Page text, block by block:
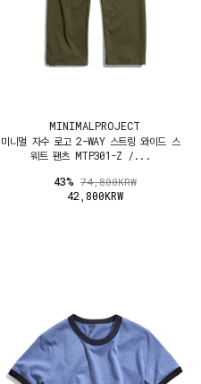
MINIMALPROJECT
미니멀 자수 로고 2-WAY 스트링 와이드 스
웨트 팬츠 MTP301-Z /...
43% 74,800KRW
42,800KRW